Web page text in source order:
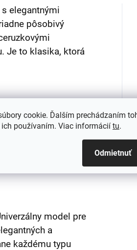
cookie. Ďalším prechádzaním
používaním. Viac informácií tu.
Odmietnuť
elegantnými
pôsobivý
Je to klasika, ktorá
model pre
a
každému typu